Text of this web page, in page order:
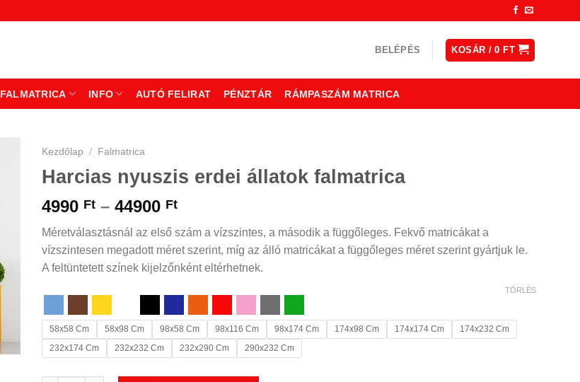
BELÉPÉS KOSÁR /0FT
FALMATRICA INFO AUTÓ FELIRAT PÉNZTÁR RÁMPASZÁM MATRICA
Kezdőlap / Falmatrica
Harcias nyuszis erdei állatok falmatrica
4990 Ft – 44900 FtÁrtartomány:
4990 Ft
-
44900 Ft
Méretválasztásnál az első szám a vízszintes, a második a függőleges. Fekvő matricákat a
vízszintesen megadott méret szerint, míg az álló matricákat a függőleges méret szerint gyártjuk le.
A feltüntetett színek kijelzőnként eltérhetnek.
58x58 Cm 58x98 Cm 98x58 Cm 98x116 Cm 98x174 Cm 174x98 Cm 174x174 Cm
174x232 Cm
232x174 Cm
232x232 Cm 232x290 Cm 290x232 Cm
TÖRLÉS